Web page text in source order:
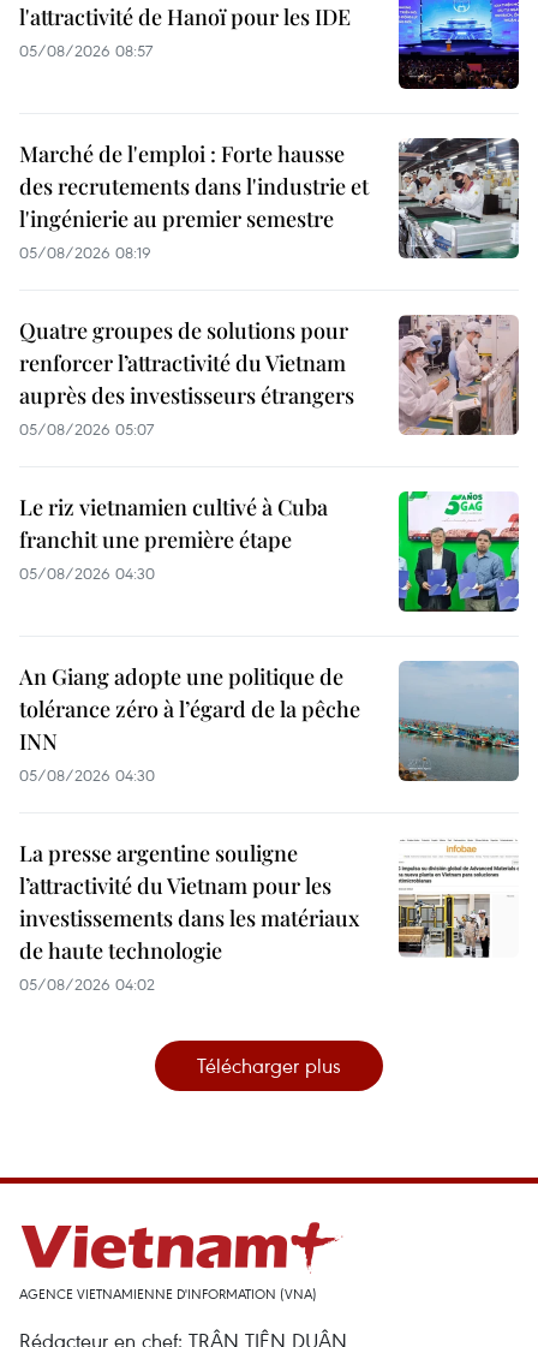
l'attractivité de Hanoï pour les IDE
05/08/2026 08:57
Marché de l'emploi : Forte hausse
des recrutements dans l'industrie et
l'ingénierie au premier semestre
05/08/2026 08:19
Quatre groupes de solutions pour
renforcer l’attractivité du Vietnam
auprès des investisseurs étrangers
05/08/2026 05:07
Le riz vietnamien cultivé à Cuba
franchit une première étape
05/08/2026 04:30
An Giang adopte une politique de
tolérance zéro à l’égard de la pêche
INN
05/08/2026 04:30
La presse argentine souligne
l’attractivité du Vietnam pour les
investissements dans les matériaux
de haute technologie
05/08/2026 04:02
Télécharger plus
AGENCE VIETNAMIENNE D'INFORMATION (VNA)
Rédacteur en chef: TRÂN TIÊN DUÂN